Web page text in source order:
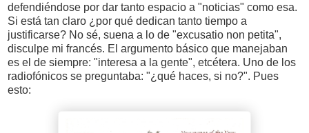
defendiéndose por dar tanto espacio a "noticias" como esa.
Si está tan claro ¿por qué dedican tanto tiempo a
justificarse? No sé, suena a lo de "excusatio non petita",
disculpe mi francés. El argumento básico que manejaban
es el de siempre: "interesa a la gente", etcétera. Uno de los
radiofónicos se preguntaba: "¿qué haces, si no?". Pues
esto: